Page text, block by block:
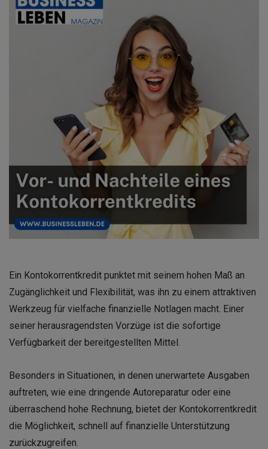
Ein Kontokorrentkredit punktet mit seinem hohen Maß an
Zugänglichkeit und Flexibilität, was ihn zu einem attraktiven
Werkzeug für vielfache finanzielle Notlagen macht. Einer
seiner herausragendsten Vorzüge ist die sofortige
Verfügbarkeit der bereitgestellten Mittel.
Besonders in Situationen, in denen unerwartete Ausgaben
auftreten, wie eine dringende Autoreparatur oder eine
überraschend hohe Rechnung, bietet der Kontokorrentkredit
die Möglichkeit, schnell auf finanzielle Unterstützung
zurückzugreifen.